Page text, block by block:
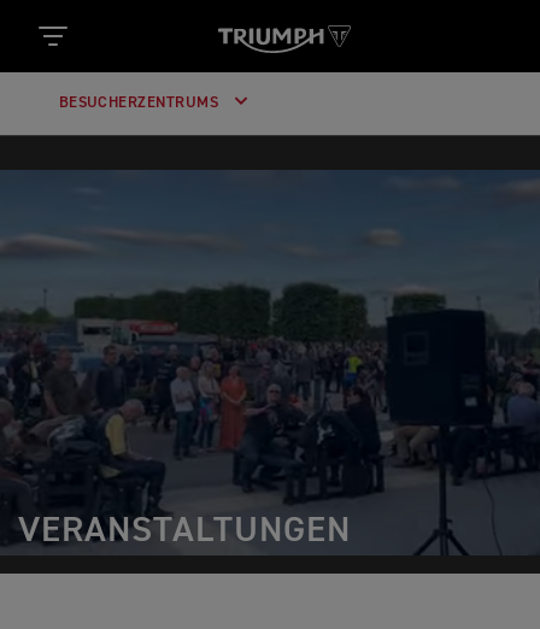
BESUCHERZENTRUMS
VERANSTALTUNGEN